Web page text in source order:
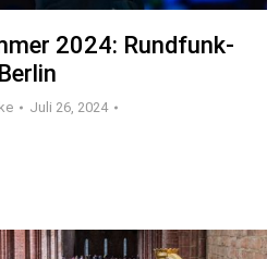
2024: Rundfunk-
Juli 26, 2024